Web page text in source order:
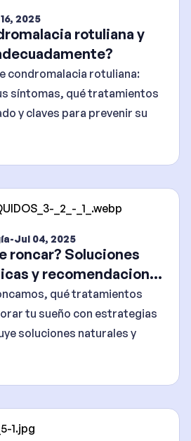
2025
rotuliana y
condromalacia rotuliana:
síntomas, qué tratamientos
y claves para prevenir su
-Jul 04, 2025
roncar? Soluciones
y recomendaciones
qué tratamientos
tu sueño con estrategias
soluciones naturales y